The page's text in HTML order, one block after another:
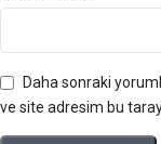
Daha sonraki
ve site adresim bu